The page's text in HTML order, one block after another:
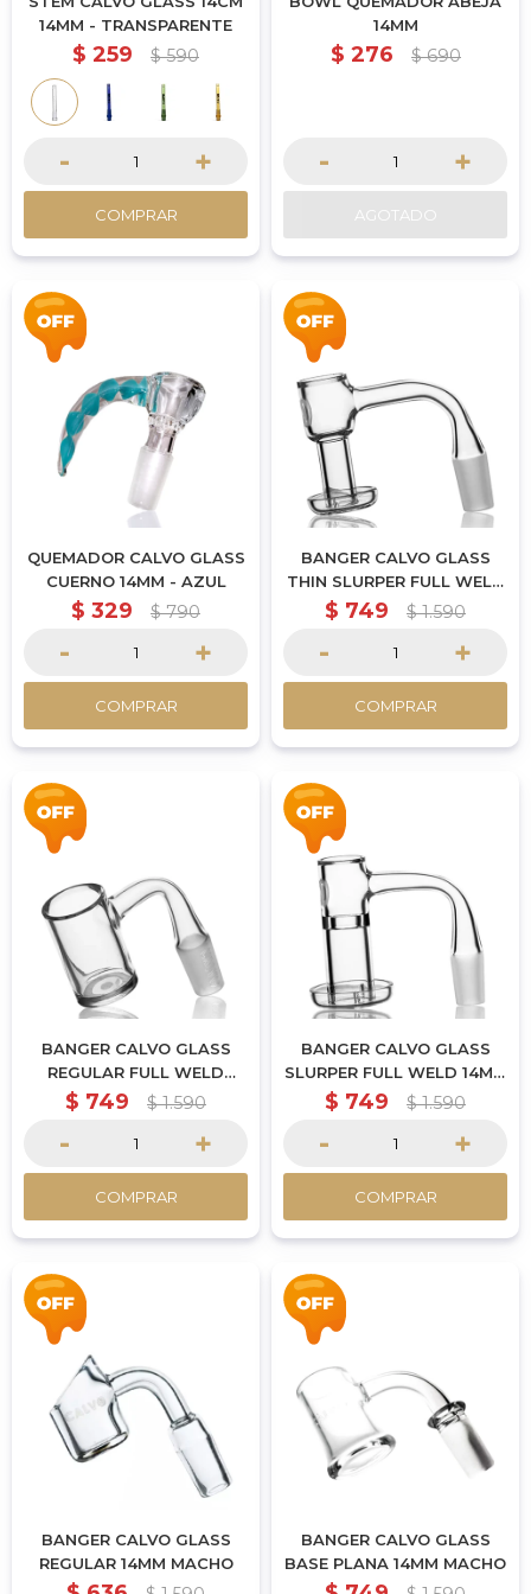
14MM - TRANSPARENTE
$ 259 $ 590
- +
COMPRAR
14MM
$ 276 $ 690
- +
AGOTADO
QUEMADOR CALVO GLASS
CUERNO 14MM - AZUL
$ 329 $ 790
- +
COMPRAR
BANGER CALVO GLASS
THIN SLURPER FULL WELD
14MM MACHO
$ 749 $ 1.590
- +
COMPRAR
BANGER CALVO GLASS
REGULAR FULL WELD
14MM MACHO
$ 749 $ 1.590
- +
COMPRAR
BANGER CALVO GLASS
SLURPER FULL WELD 14MM
MACHO
$ 749 $ 1.590
- +
COMPRAR
BANGER CALVO GLASS
REGULAR 14MM MACHO
BANGER CALVO GLASS
BASE PLANA 14MM MACHO